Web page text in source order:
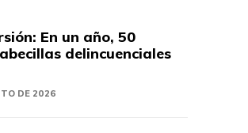
En un año, 50
delincuenciales
DE 2026